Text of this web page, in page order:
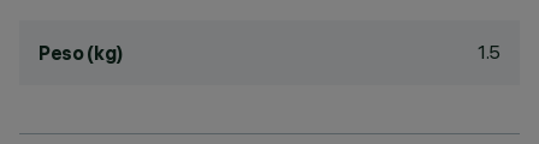
Peso (kg) 1.5